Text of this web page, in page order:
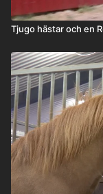
Tjugo hästar och en